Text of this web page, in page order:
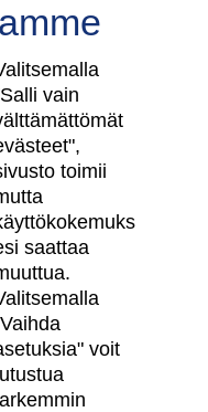
vain
toimii
saattaa
voit